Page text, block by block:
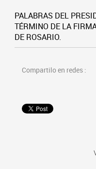
PALABRAS DEL
TÉRMINO DE LA
DE ROSARIO.
Compartilo en redes :